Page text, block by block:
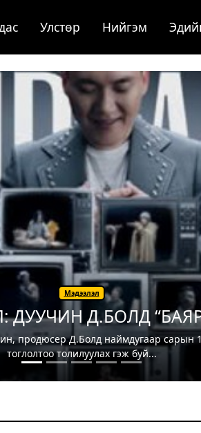
Улстөр Нийгэм
Мэдээлэл
ажил 90 хувийн
дугаар Бага хурал (COP17)”-ыг
зохион байгуулна. COP17...